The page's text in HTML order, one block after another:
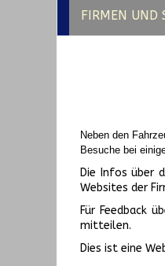
FIRMEN UND
Neben den
Besuche bei
Die Infos über
Websites der
Für Feedback
mitteilen.
Dies ist eine